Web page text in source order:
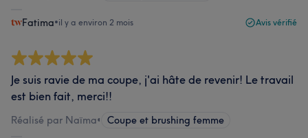
Fatima•il y a environ 2 mois Avis vérifié
Je suis ravie de ma coupe, j'ai hâte de revenir! Le travail
est bien fait, merci!!
Réalisé par Naïma• Coupe et brushing femme